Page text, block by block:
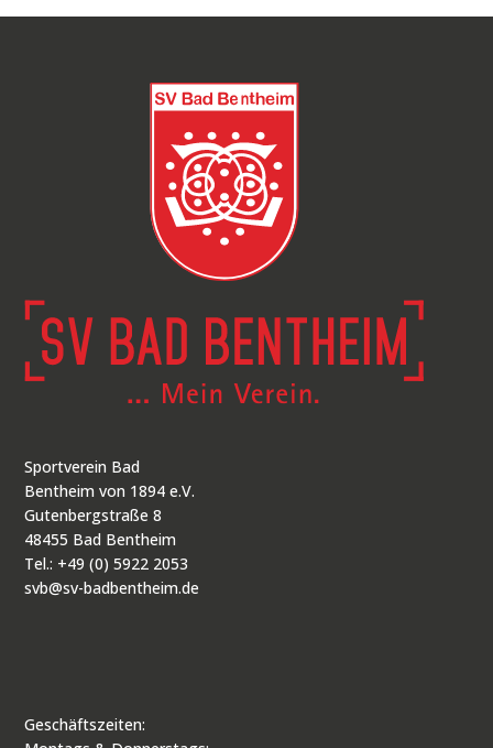
Sportverein Bad
Bentheim von 1894 e.V.
Gutenbergstraße 8
48455 Bad Bentheim
Tel.: +49 (0) 5922 2053
svb@sv-badbentheim.de
Geschäftszeiten: